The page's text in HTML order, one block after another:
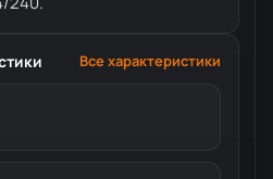
Все характеристики